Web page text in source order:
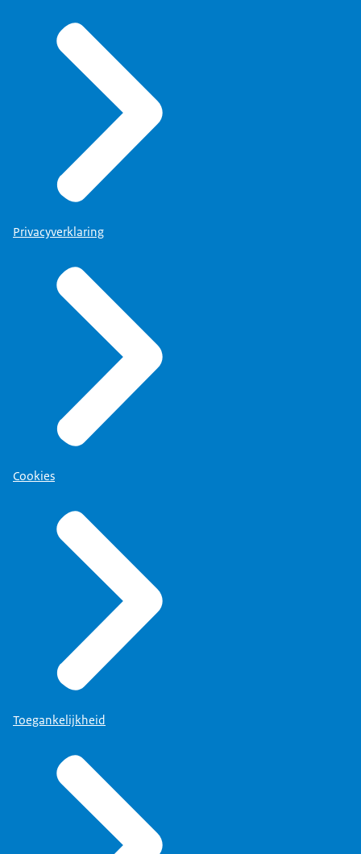
Privacyverklaring
Cookies
Toegankelijkheid